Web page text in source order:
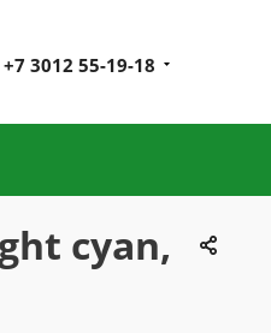
+7 3012 55-19-18
cyan,